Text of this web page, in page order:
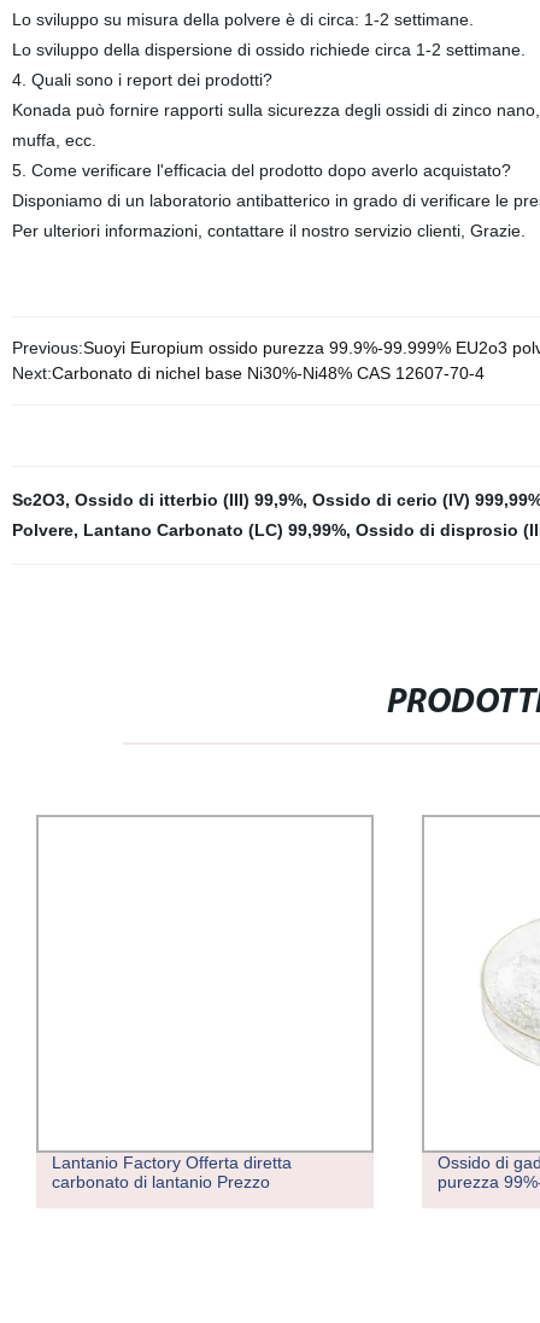
Lo sviluppo su misura della polvere è di circa: 1-2 settimane.
Lo sviluppo della dispersione di ossido richiede circa 1-2 settimane.
4. Quali sono i report dei prodotti?
Konada può fornire rapporti sulla sicurezza degli ossidi di zinco
muffa, ecc.
5. Come verificare l'efficacia del prodotto dopo averlo acquistato?
Disponiamo di un laboratorio antibatterico in grado di verificare le
Per ulteriori informazioni, contattare il nostro servizio clienti, Grazie.
Previous:Suoyi Europium ossido purezza 99.9%-99.999% EU2o3
Next:Carbonato di nichel base Ni30%-Ni48% CAS 12607-70-4
Sc2O3, Ossido di itterbio (III) 99,9%, Ossido di cerio (IV)
Polvere, Lantano Carbonato (LC) 99,99%, Ossido di disprosio
Lantanio Factory Offerta diretta
carbonato di lantanio Prezzo
Ossido di
purezza